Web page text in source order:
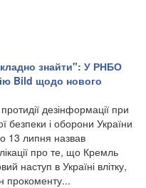
знайти": У РНБО
Bild щодо нового
дезінформації при
безпеки і оборони України
13 липня назвав
про те, що Кремль
наступ в Україні влітку,
прокоменту...